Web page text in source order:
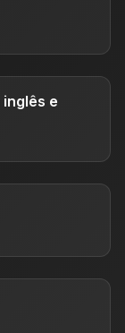
inglês e